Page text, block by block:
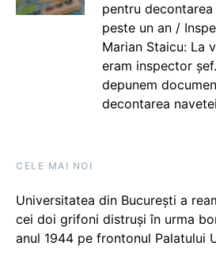
pentru
peste un an /
Marian Staicu: La
eram inspector
depunem
decontarea navetei
CELE MAI NOI
Universitatea din București a
cei doi grifoni distruși în urma
anul 1944 pe frontonul Palatului